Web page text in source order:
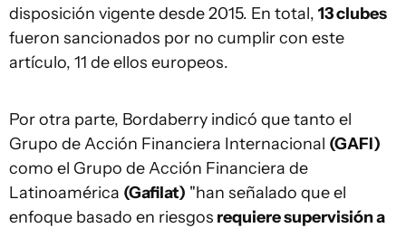
disposición vigente desde 2015. En total, 13 clubes
fueron sancionados por no cumplir con este
artículo, 11 de ellos europeos.
Por otra parte, Bordaberry indicó que tanto el
Grupo de Acción Financiera Internacional (GAFI)
como el Grupo de Acción Financiera de
Latinoamérica (Gafilat) "han señalado que el
enfoque basado en riesgos requiere supervisión a